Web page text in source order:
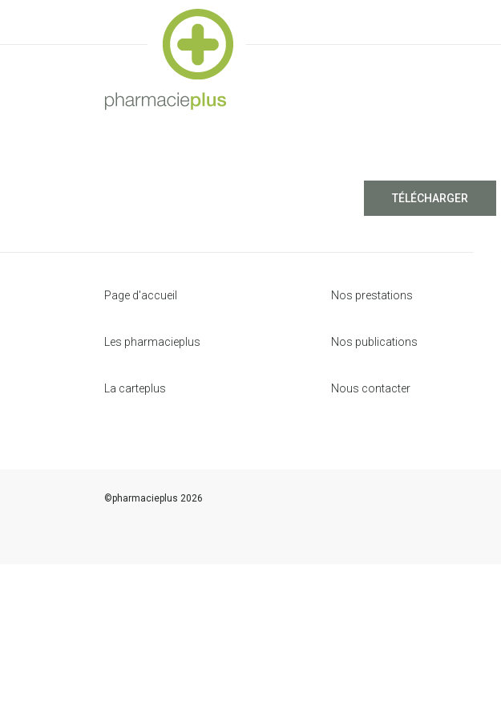
TÉLÉCHARGER
Page d'accueil
Les pharmacieplus
La carteplus
Nos prestations
Nos publications
Nous contacter
©pharmacieplus 2026